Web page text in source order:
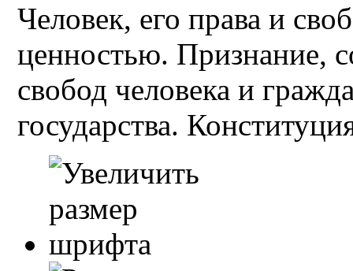
Человек, его права и
ценностью. Признание,
свобод человека и
государства.